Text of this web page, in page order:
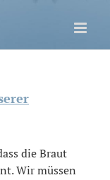
die Braut
Wir müssen